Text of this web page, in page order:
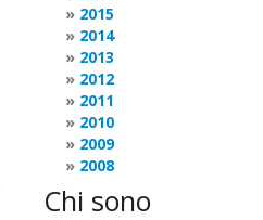
2015
2014
2013
2012
2011
2010
2009
2008
Chi sono